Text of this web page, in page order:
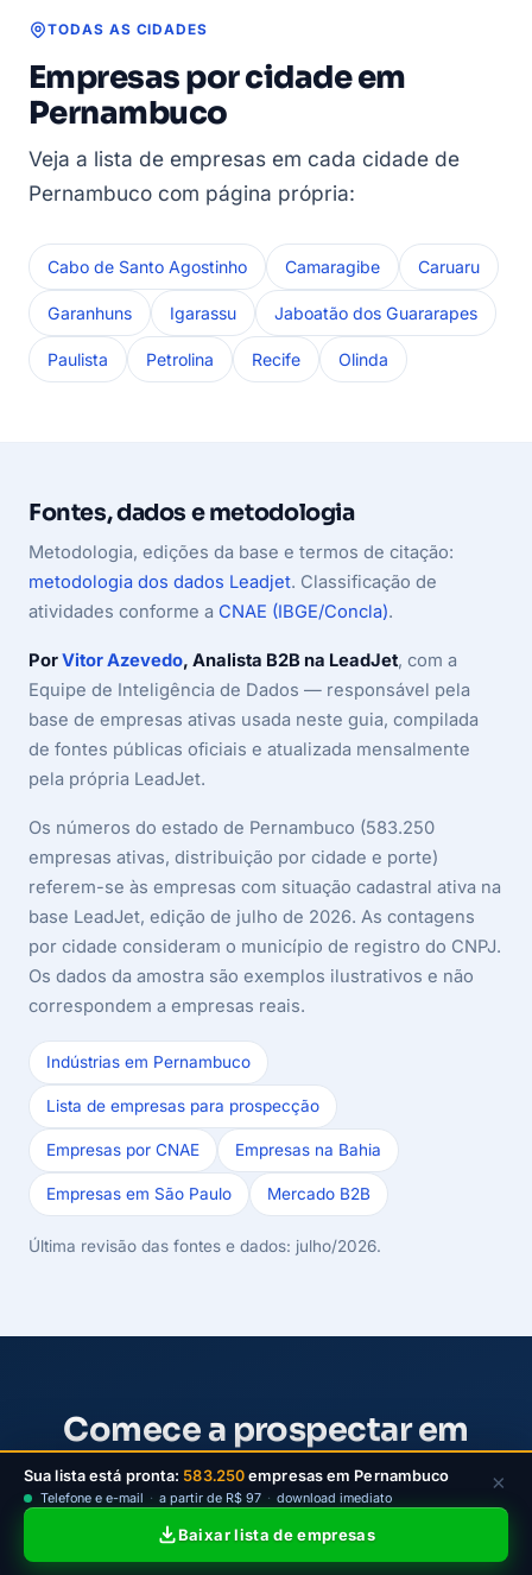
TODAS AS CIDADES
Empresas por cidade em
Pernambuco
Veja a lista de empresas em cada cidade de
Pernambuco com página própria:
Cabo de Santo Agostinho Camaragibe Caruaru
Garanhuns Igarassu Jaboatão dos Guararapes
Paulista Petrolina Recife Olinda
Fontes, dados e metodologia
Metodologia, edições da base e termos de citação:
metodologia dos dados Leadjet. Classificação de
atividades conforme a CNAE (IBGE/Concla).
PorVitor Azevedo, Analista B2B na LeadJet, com a
Equipe de Inteligência de Dados — responsável pela
base de empresas ativas usada neste guia, compilada
de fontes públicas oficiais e atualizada mensalmente
pela própria LeadJet.
Os números do estado de Pernambuco (583.250
empresas ativas, distribuição por cidade e porte)
referem-se às empresas com situação cadastral ativa na
base LeadJet, edição de julho de 2026. As contagens
por cidade consideram o município de registro do CNPJ.
Os dados da amostra são exemplos ilustrativos e não
correspondem a empresas reais.
Indústrias em Pernambuco
Lista de empresas para prospecção
Empresas por CNAE Empresas na Bahia
Empresas em São Paulo Mercado B2B
Última revisão das fontes e dados: julho/2026.
Comece a prospectar em
Pernambuco
Escolha um plano da LeadJet para filtrar empresas
ativas de PE por cidade e atividade, baixar contatos
Sua lista está pronta: 583.250 empresas em Pernambuco
Telefone e e-mail · a partir de R$ 97 · download imediato
Baixar lista de empresas
×